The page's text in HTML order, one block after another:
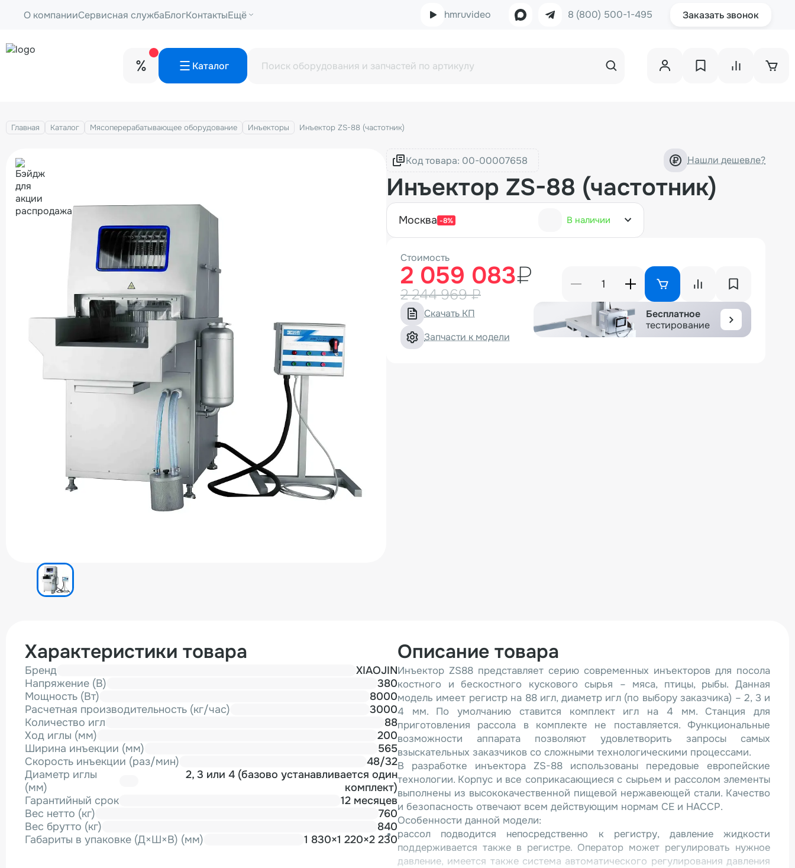
О компанииСервисная службаБлогКонтактыЕщё hmruvideo 8 (800) 500-1-495 Заказать звонок
Каталог
Главная Каталог Мясоперерабатывающее оборудование Инъекторы Инъектор ZS-88 (частотник)
Код товара: Нашли дешевле?
Инъектор ZS-88 (частотник)
москва -8% В наличии
Стоимость
2 059 083₽
2 244 969 ₽
Скачать КП
Запчасти к модели
Бесплатное
тестирование
Характеристики товара
Бренд
XIAOJIN
Напряжение (В)
380
Мощность (Вт)
8000
Расчетная производительность (кг/час)
3000
Количество игл
88
Ход иглы (мм)
200
Ширина инъекции (мм)
565
Скорость инъекции (раз/мин)
48/32
Диаметр иглы
(мм)
2, 3 или 4 (базово устанавливается один
комплект)
Гарантийный срок
12 месяцев
Вес нетто (кг)
760
Вес брутто (кг)
840
Габариты в упаковке (Д×Ш×В) (мм)
1 830×1 220×2 230
Описание товара
Инъектор ZS88 представляет серию современных инъекторов для посола
костного и бескостного кускового сырья – мяса, птицы, рыбы. Данная
модель имеет регистр на 88 игл, диаметр игл (по выбору заказчика) – 2, 3 и
4 мм. По умолчанию ставится комплект игл на 4 мм. Станция для
приготовления рассола в комплекте не поставляется. Функциональные
возможности аппарата позволяют удовлетворить запросы самых
взыскательных заказчиков со сложными технологическими процессами.
В разработке инъектора ZS-88 использованы передовые европейские
технологии. Корпус и все соприкасающиеся с сырьем и рассолом элементы
выполнены из высококачественной пищевой нержавеющей стали. Качество
и безопасность отвечают всем действующим нормам СЕ и НАССР.
Особенности данной модели:
рассол подводится непосредственно к регистру, давление жидкости
поддерживается также в регистре. Оператор может регулировать нужное
давление, имеется также система автоматического регулирования давления